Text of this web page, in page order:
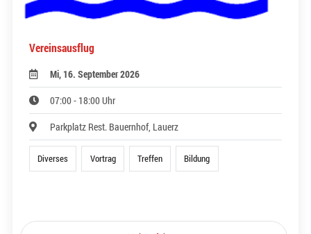
Vereinsausflug
Mi, 16. September 2026
07:00 - 18:00 Uhr
Parkplatz Rest. Bauernhof, Lauerz
Diverses Vortrag Treffen Bildung